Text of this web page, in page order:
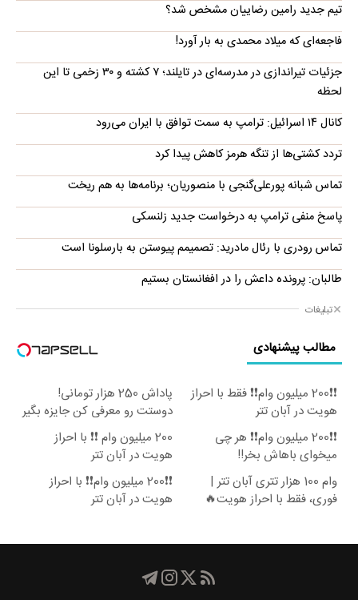
تیم جدید رامین رضاییان مشخص شد؟
فاجعه‌ای که میلاد محمدی به بار آورد!
جزئیات تیراندازی در مدرسه‌ای در تایلند؛ ۷ کشته و ۳۰ زخمی تا این
لحظه
کانال ۱۴ اسرائیل: ترامپ به سمت توافق با ایران می‌رود
تردد کشتی‌ها از تنگه هرمز کاهش پیدا کرد
تماس شبانه پورعلی‌گنجی با منصوریان؛ برنامه‌ها به هم ریخت
پاسخ منفی ترامپ به درخواست جدید زلنسکی
تماس رودری با رئال مادرید: تصمیمم پیوستن به بارسلونا است
طالبان: پرونده داعش را در افغانستان بستیم
تبلیغات
مطالب پیشنهادی
❗❗200 میلیون وام❗❗ فقط با احراز
هویت در آبان تتر
پاداش 250 هزار تومانی!
دوستت رو معرفی کن جایزه بگیر
😍
❗❗200 میلیون وام❗❗ هر چی
میخوای باهاش بخر!!
200 میلیون وام ❗❗ با احراز
هویت در آبان تتر
وام 100 هزار تتری آبان تتر |
فوری، فقط با احراز هویت🔥
❗❗200 میلیون وام❗❗ با احراز
هویت در آبان تتر